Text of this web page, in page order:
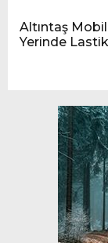
Altıntaş
Yerinde